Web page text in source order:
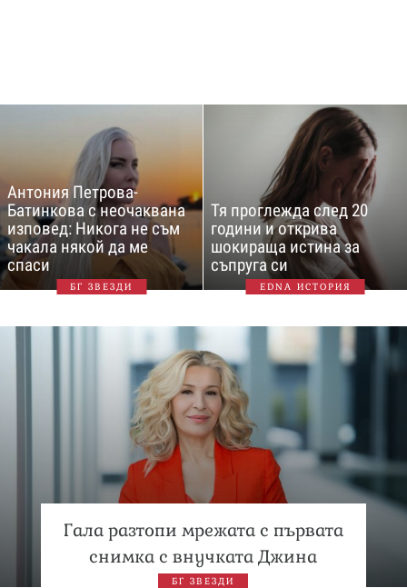
Антония Петрова-
Батинкова с неочаквана
изповед: Никога не съм
чакала някой да ме
спаси
БГ ЗВЕЗДИ
Тя проглежда след 20
години и открива
шокираща истина за
съпруга си
EDNA ИСТОРИЯ
Гала разтопи мрежата с първата
снимка с внучката Джина
БГ ЗВЕЗДИ